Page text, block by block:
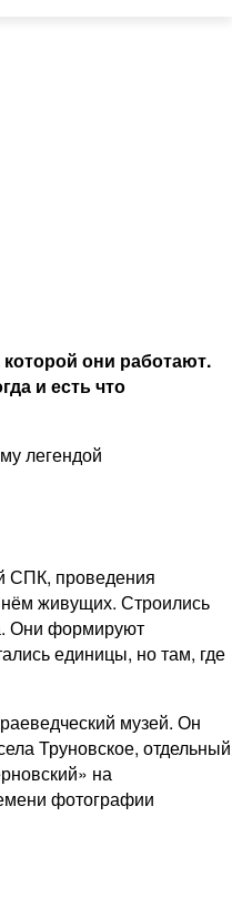
они работают.
и есть что
легендой
СПК, проведения
нём живущих. Строились
Они формируют
единицы, но там, где
музей. Он
Труновское, отдельный
на
фотографии